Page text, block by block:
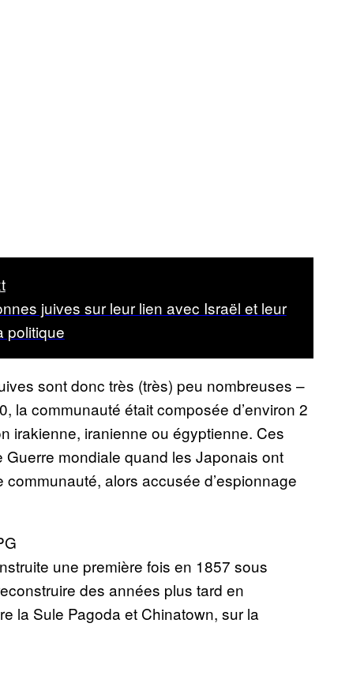
juives sur leur lien avec Israël et leur
politique
sont donc très (très) peu nombreuses –
la communauté était composée d’environ 2
irakienne, iranienne ou égyptienne. Ces
mondiale quand les Japonais ont
alors accusée d’espionnage
une première fois en 1857 sous
des années plus tard en
la Sule Pagoda et Chinatown, sur la